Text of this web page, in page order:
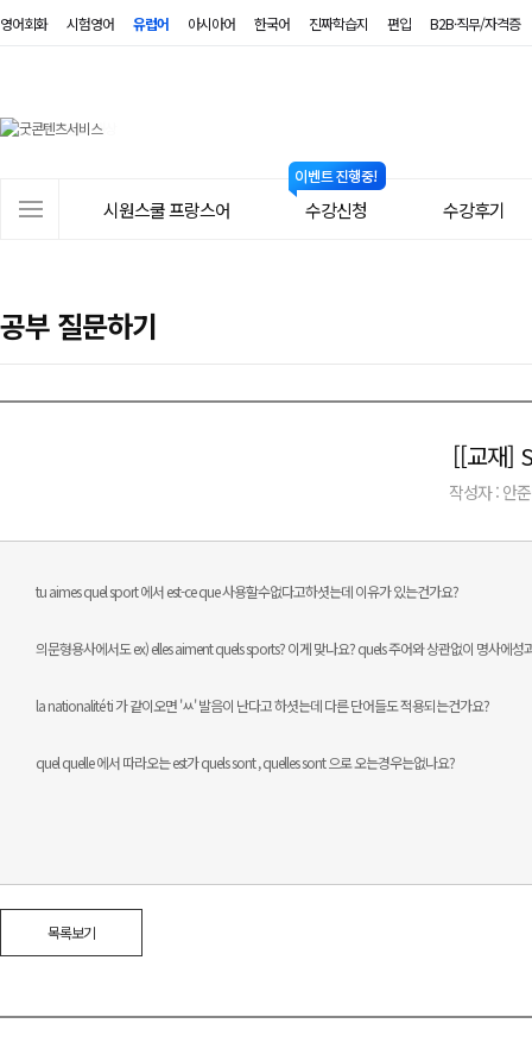
영어회화 시험영어 유럽어 아시아어 한국어 진짜학습지 편입 B2B·직무/자격증
어
뉴
시원스쿨 프랑스어 수강신청 수강후기
공부 질문하기
[[교재]
작성자 : 안
tu aimes quel sport 에서 est-ce que 사용할수없다고하셧는데 이유가 있는건가요?
의문형용사에서도 ex) elles aiment quels sports? 이게 맞나요? quels 주어와 상관없이 명사에성
la nationalité ti 가 같이오면 'ㅆ' 발음이 난다고 하셧는데 다른 단어들도 적용되는건가요?
quel quelle 에서 따라오는 est가 quels sont , quelles sont 으로 오는경우는없나요?
목록보기